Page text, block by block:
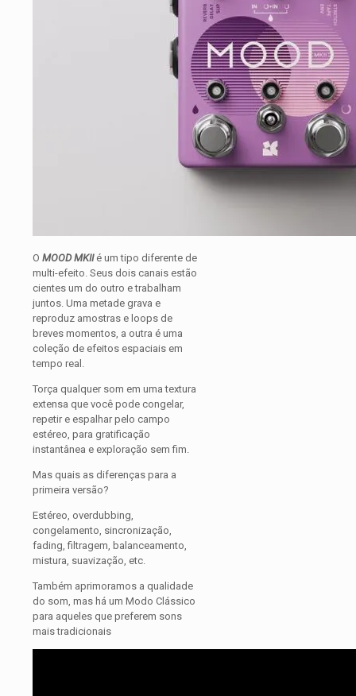
O MOOD MKIIé um tipo diferente de
multi-efeito. Seus dois canais estão
cientes um do outro e trabalham
juntos. Uma metade grava e
reproduz amostras e loops de
breves momentos, a outra é uma
coleção de efeitos espaciais em
tempo real.
Torça qualquer som em uma textura
extensa que você pode congelar,
repetir e espalhar pelo campo
estéreo, para gratificação
instantânea e exploração sem fim.
Mas quais as diferenças para a
primeira versão?
Estéreo, overdubbing,
congelamento, sincronização,
fading, filtragem, balanceamento,
mistura, suavização, etc.
Também aprimoramos a qualidade
do som, mas há um Modo Clássico
para aqueles que preferem sons
mais tradicionais